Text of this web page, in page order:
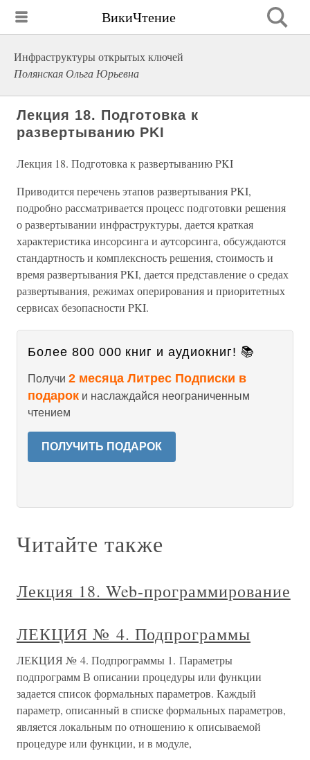
ВикиЧтение
Инфраструктуры открытых ключей
Полянская Ольга Юрьевна
Лекция 18. Подготовка к
развертыванию PKI
Лекция 18. Подготовка к развертыванию PKI
Приводится перечень этапов развертывания PKI,
подробно рассматривается процесс подготовки решения
о развертывании инфраструктуры, дается краткая
характеристика инсорсинга и аутсорсинга, обсуждаются
стандартность и комплексность решения, стоимость и
время развертывания PKI, дается представление о средах
развертывания, режимах оперирования и приоритетных
сервисах безопасности PKI.
Более 800 000 книг и аудиокниг! 📚
Получи 2 месяца Литрес Подписки в
подарок и наслаждайся неограниченным
чтением
ПОЛУЧИТЬ ПОДАРОК
Читайте также
Лекция 18. Web-программирование
ЛЕКЦИЯ № 4. Подпрограммы
ЛЕКЦИЯ № 4. Подпрограммы 1. Параметры
подпрограмм В описании процедуры или функции
задается список формальных параметров. Каждый
параметр, описанный в списке формальных параметров,
является локальным по отношению к описываемой
процедуре или функции, и в модуле,